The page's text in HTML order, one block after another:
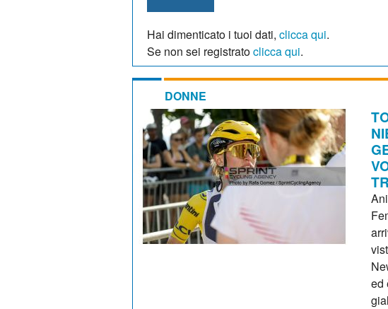
Hai dimenticato i tuoi dati, clicca qui.
Se non sei registratoclicca qui.
DONNE
ed